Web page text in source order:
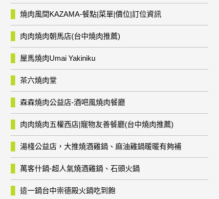
燒肉風間KAZAMA-餐點|菜單|價位|訂位資訊
肉肉燒肉朝馬店(台中燒肉推薦)
屋馬燒肉Umai Yakiniku
茶六燒肉堂
森森燒肉公益店-酒吧風燒肉餐廳
肉肉燒肉五權西店|寵物友善餐廳(台中燒肉推薦)
湯棧公益店，大推燒酒雞鍋、麻油雞鍋暖暖有夠補
萬客什鍋-超人氣燒酒雞鍋、石頭火鍋
這一鍋台中崇德殿火鍋吃到飽